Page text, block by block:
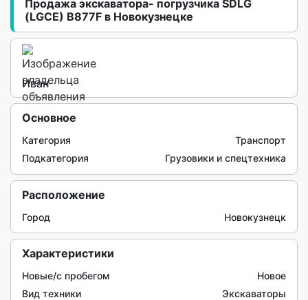
Продажа экскаватора- погрузчика SDLG
(LGCE) B877F в Новокузнецке
Иван
Основное
Категория
Транспорт
Подкатегория
Грузовики и спецтехника
Расположение
Город Новокузнецк
Характеристики
Новые/с пробегом
Новое
Вид техники
Экскаваторы